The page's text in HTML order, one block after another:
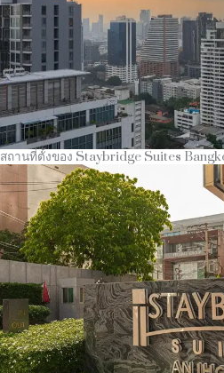
สถานที่ตั้งของ Staybridge Suites